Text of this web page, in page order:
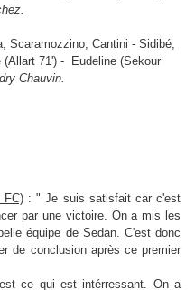
Scaramozzino, Cantini - Sidibé,
(Allart 71') - Eudeline (Sekour
Chauvin.
FC): " Je suis satisfait car c'est
par une victoire. On a mis les
équipe de Sedan. C'est donc
de conclusion après ce premier
ce qui est intérressant. On a